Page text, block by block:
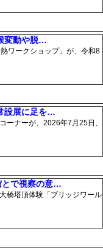
変動や脱…
ワークショップ」が、令和8
設展に足を…
ーナーが、2026年7月25日、
とで視察の意…
橋塔頂体験「ブリッジワール